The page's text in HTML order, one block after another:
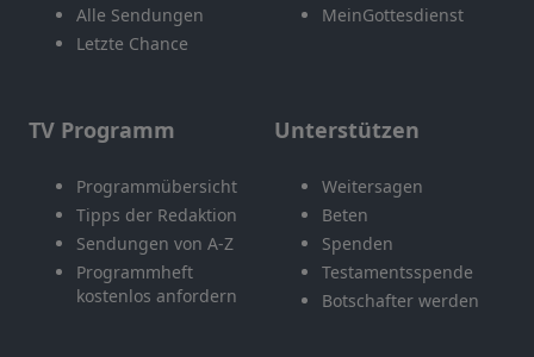
Alle Sendungen
Letzte Chance
MeinGottesdienst
TV Programm
Programmübersicht
Tipps der Redaktion
Sendungen von A-Z
Programmheft
kostenlos anfordern
Unterstützen
Weitersagen
Beten
Spenden
Testamentsspende
Botschafter werden